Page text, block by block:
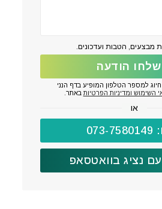
מבצעים, הטבות ועדכונים.
שלחו הודעה
למספר הטלפון המופיע בדף הנני
השימוש ומדיניות הפרטיות באתר.
או
נציג בוואטסאפ